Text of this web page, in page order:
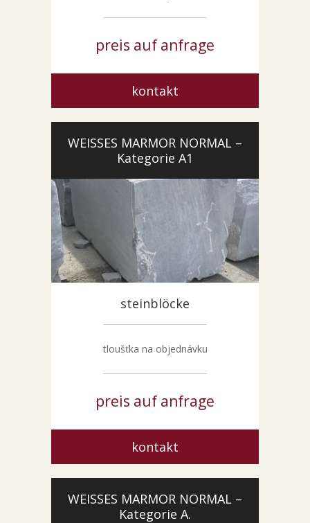
preis auf anfrage
kontakt
WEISSES MARMOR NORMAL –
Kategorie A1
steinblöcke
tloušťka na objednávku
preis auf anfrage
kontakt
WEISSES MARMOR NORMAL –
Kategorie A.